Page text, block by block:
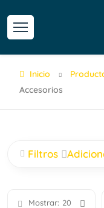
Inicio
Accesorios
Filtros
Mostrar: 20